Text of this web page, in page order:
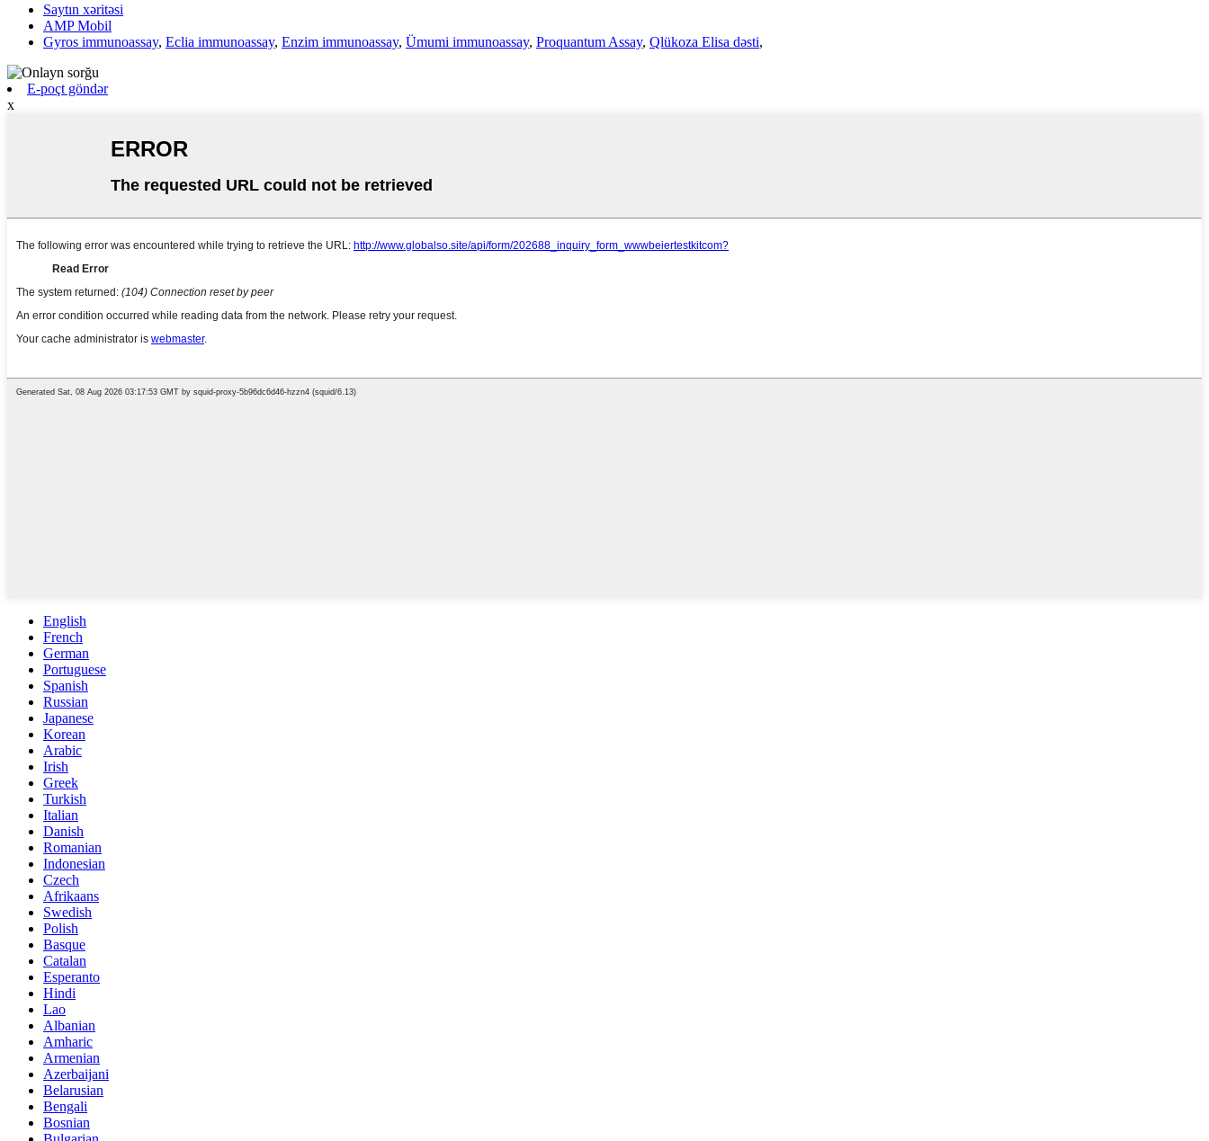
Saytın xəritəsi
AMP Mobil
Gyros immunoassay, Eclia immunoassay, Enzim immunoassay, Ümumi immunoassay, Proquantum Assay, Qlükoza Elisa dəsti,
E-poçt göndər
x
English
French
German
Portuguese
Spanish
Russian
Japanese
Korean
Arabic
Irish
Greek
Turkish
Italian
Danish
Romanian
Indonesian
Czech
Afrikaans
Swedish
Polish
Basque
Catalan
Esperanto
Hindi
Lao
Albanian
Amharic
Armenian
Azerbaijani
Belarusian
Bengali
Bosnian